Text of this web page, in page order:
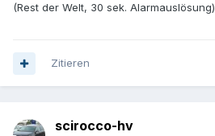
(Rest der Welt, 30 sek. Alarmauslösung)
Zitieren
scirocco-hv